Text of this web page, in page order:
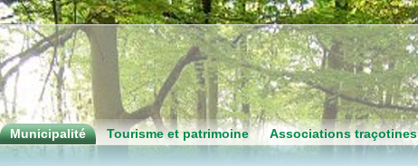
Municipalité Tourisme et patrimoine Associations traçotines